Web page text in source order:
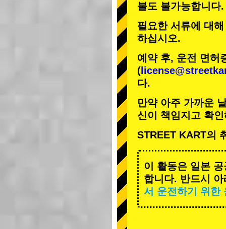
불도 불가능합니다.
필요한 서류에 대
하십시오.
예약 후, 운전 면허
(
다.
만약 아주 가까운
신이 책임지고 확
STREET KART의
이 활동은 일본
합니다. 반드시
서 운전하기 위한